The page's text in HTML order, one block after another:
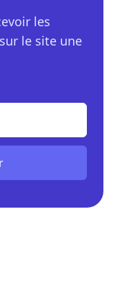
les
le site une